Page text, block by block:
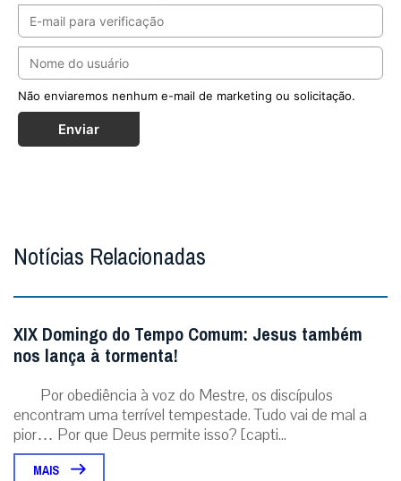
Não enviaremos nenhum e-mail de marketing ou solicitação.
Enviar
Notícias Relacionadas
XIX Domingo do Tempo Comum: Jesus também
nos lança à tormenta!
Por obediência à voz do Mestre, os discípulos
encontram uma terrível tempestade. Tudo vai de mal a
pior… Por que Deus permite isso? [capti...
MAIS